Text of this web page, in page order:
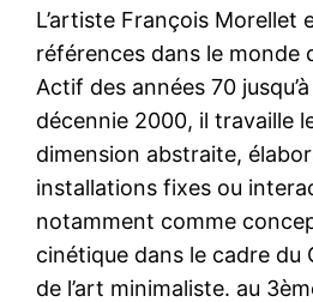
L’artiste François Morellet
références dans le monde
Actif des années 70
décennie 2000, il travaille
dimension abstraite,
installations fixes ou
notamment comme
cinétique dans le cadre du
de l’art minimaliste. au